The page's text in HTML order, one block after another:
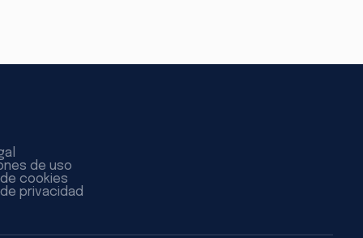
de uso
cookies
privacidad